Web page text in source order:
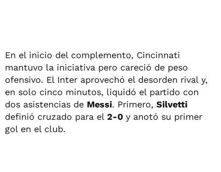
En el inicio del complemento, Cincinnati
mantuvo la iniciativa pero careció de peso
ofensivo. El Inter aprovechó el desorden rival y,
en solo cinco minutos, liquidó el partido con
dos asistencias de Messi. Primero, Silvetti
definió cruzado para el 2-0 y anotó su primer
gol en el club.